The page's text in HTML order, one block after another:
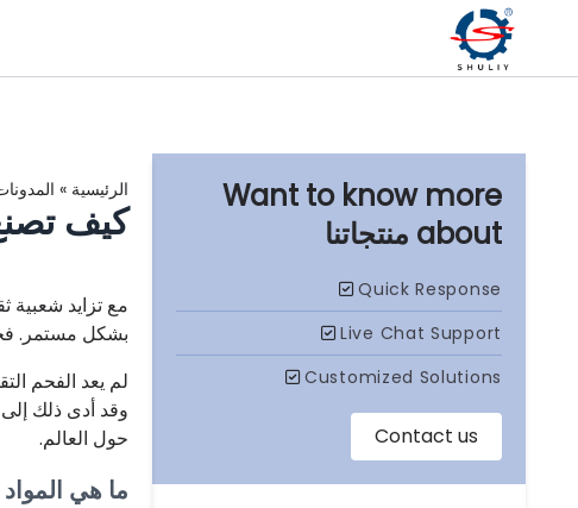
منتجاتنا
الرئيسية »
كيف
مع تزايد
بشكل مستمر.
لم يعد الفحم
وقد أدى ذلك
حول العالم.
ما هي